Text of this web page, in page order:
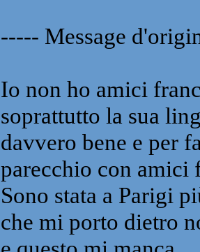
----- Message
Io non ho amici
soprattutto la sua
davvero bene e per
parecchio con amici
Sono stata a Parigi
che mi porto dietro